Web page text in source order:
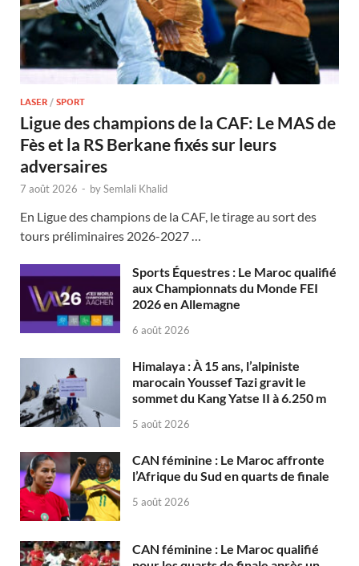
LASER / SPORT
Ligue des champions de la CAF: Le MAS de
Fès et la RS Berkane fixés sur leurs
adversaires
7 août 2026 - bySemlali Khalid
En Ligue des champions de la CAF, le tirage au sort des
tours préliminaires 2026-2027 …
Sports Équestres : Le Maroc qualifié
aux Championnats du Monde FEI
2026 en Allemagne
6 août 2026
Himalaya : À 15 ans, l’alpiniste
marocain Youssef Tazi gravit le
sommet du Kang Yatse II à 6.250 m
5 août 2026
CAN féminine : Le Maroc affronte
l’Afrique du Sud en quarts de finale
5 août 2026
CAN féminine : Le Maroc qualifié